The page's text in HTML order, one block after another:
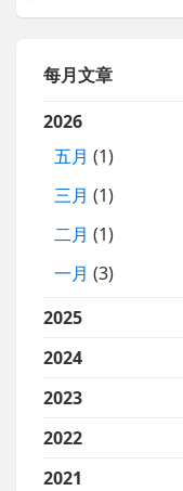
每月文章
2026
五月 (1)
三月 (1)
二月 (1)
一月 (3)
2025
2024
2023
2022
2021